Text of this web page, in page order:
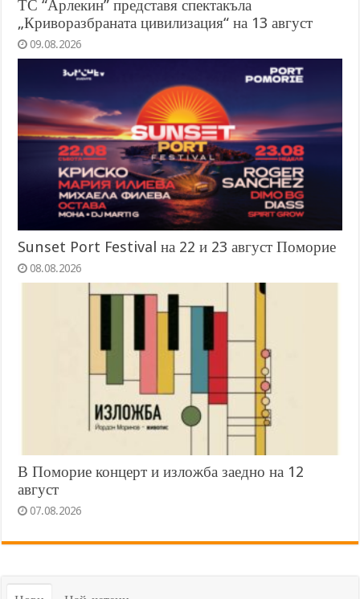
ТС “Арлекин” представя спектакъла
„Криворазбраната цивилизация“ на 13 август
09.08.2026
Sunset Port Festival на 22 и 23 август Поморие
08.08.2026
В Поморие концерт и изложба заедно на 12
август
07.08.2026